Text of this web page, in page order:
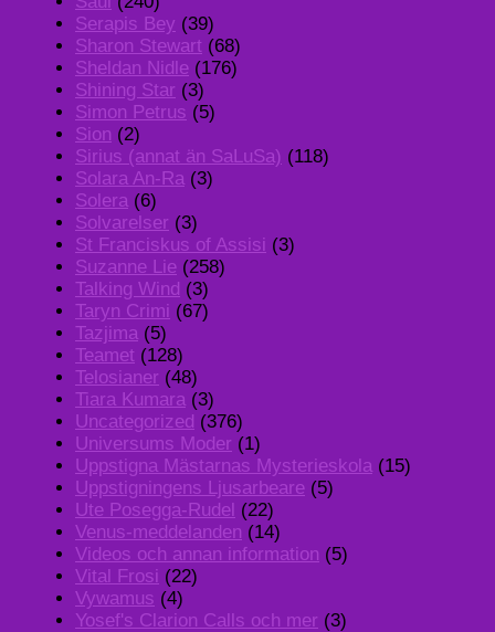
Serapis Bey (39)
Sharon Stewart (68)
Sheldan Nidle (176)
Shining Star (3)
Simon Petrus (5)
Sion (2)
Sirius (annat än SaLuSa) (118)
Solara An-Ra (3)
Solera (6)
Solvarelser (3)
St Franciskus of Assisi (3)
Suzanne Lie (258)
Talking Wind (3)
Taryn Crimi (67)
Tazjima (5)
Teamet (128)
Telosianer (48)
Tiara Kumara (3)
Uncategorized (376)
Universums Moder (1)
Uppstigna Mästarnas Mysterieskola (15)
Uppstigningens Ljusarbeare (5)
Ute Posegga-Rudel (22)
Venus-meddelanden (14)
Videos och annan information (5)
Vital Frosi (22)
Vywamus (4)
Yosef's Clarion Calls och mer (3)